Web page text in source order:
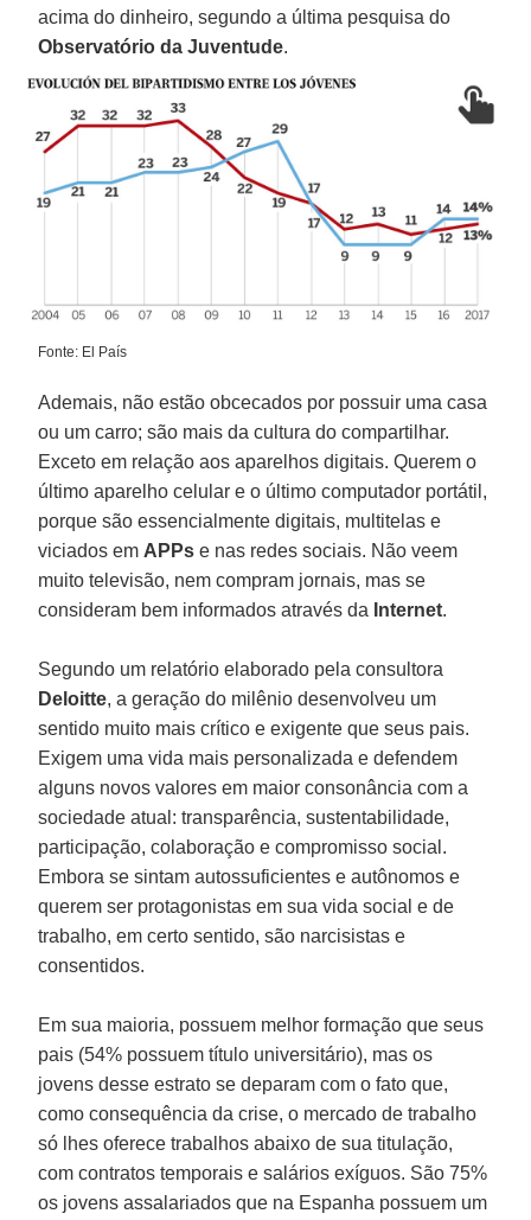
acima do dinheiro, segundo a última pesquisa do
Observatório da Juventude.
Fonte: El País
Ademais, não estão obcecados por possuir uma casa
ou um carro; são mais da cultura do compartilhar.
Exceto em relação aos aparelhos digitais. Querem o
último aparelho celular e o último computador portátil,
porque são essencialmente digitais, multitelas e
viciados em APPs e nas redes sociais. Não veem
muito televisão, nem compram jornais, mas se
consideram bem informados através da Internet.
Segundo um relatório elaborado pela consultora
Deloitte, a geração do milênio desenvolveu um
sentido muito mais crítico e exigente que seus pais.
Exigem uma vida mais personalizada e defendem
alguns novos valores em maior consonância com a
sociedade atual: transparência, sustentabilidade,
participação, colaboração e compromisso social.
Embora se sintam autossuficientes e autônomos e
querem ser protagonistas em sua vida social e de
trabalho, em certo sentido, são narcisistas e
consentidos.
Em sua maioria, possuem melhor formação que seus
pais (54% possuem título universitário), mas os
jovens desse estrato se deparam com o fato que,
como consequência da crise, o mercado de trabalho
só lhes oferece trabalhos abaixo de sua titulação,
com contratos temporais e salários exíguos. São 75%
os jovens assalariados que na Espanha possuem um